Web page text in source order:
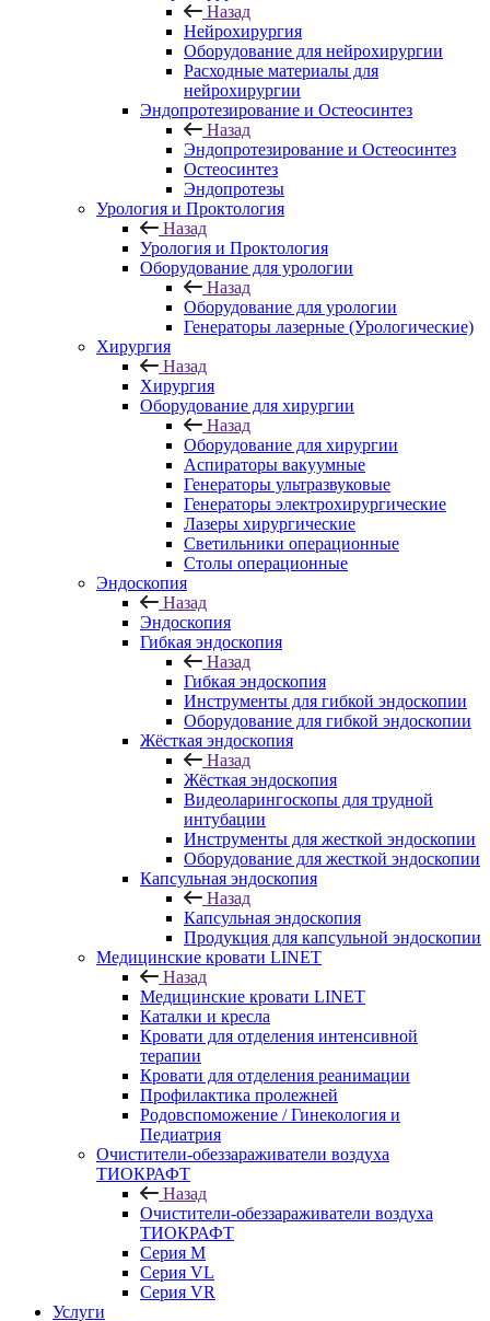
Назад
Нейрохирургия
Оборудование для нейрохирургии
Расходные материалы для
нейрохирургии
Эндопротезирование и Остеосинтез
Назад
Эндопротезирование и Остеосинтез
Остеосинтез
Эндопротезы
Урология и Проктология
Назад
Урология и Проктология
Оборудование для урологии
Назад
Оборудование для урологии
Генераторы лазерные (Урологические)
Хирургия
Назад
Хирургия
Оборудование для хирургии
Назад
Оборудование для хирургии
Аспираторы вакуумные
Генераторы ультразвуковые
Генераторы электрохирургические
Лазеры хирургические
Светильники операционные
Столы операционные
Эндоскопия
Назад
Эндоскопия
Гибкая эндоскопия
Назад
Гибкая эндоскопия
Инструменты для гибкой эндоскопии
Оборудование для гибкой эндоскопии
Жёсткая эндоскопия
Назад
Жёсткая эндоскопия
Видеоларингоскопы для трудной
интубации
Инструменты для жесткой эндоскопии
Оборудование для жесткой эндоскопии
Капсульная эндоскопия
Назад
Капсульная эндоскопия
Продукция для капсульной эндоскопии
Медицинские кровати LINET
Назад
Медицинские кровати LINET
Каталки и кресла
Кровати для отделения интенсивной
терапии
Кровати для отделения реанимации
Профилактика пролежней
Родовспоможение / Гинекология и
Педиатрия
Очистители-обеззараживатели воздуха
ТИОКРАФТ
Назад
Очистители-обеззараживатели воздуха
ТИОКРАФТ
Cерия M
Cерия VL
Серия VR
Услуги